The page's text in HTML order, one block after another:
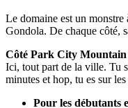
Le domaine est un
Gondola. De chaque côté,
Côté Park City
Ici, tout part de la ville. Tu
minutes et hop, tu es sur les
Pour les débutants